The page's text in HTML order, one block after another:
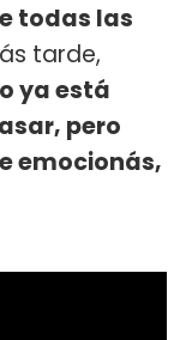
todas las
tarde,
ya está
pero
emocionás,